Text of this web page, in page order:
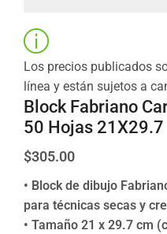
Los precios publicados
línea y están sujetos a
Block Fabriano
50 Hojas 21X29.7
$305.00
• Block de dibujo
para técnicas secas y
• Tamaño 21 x 29.7 cm